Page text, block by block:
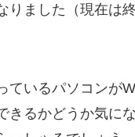
りました（現在は
ているパソコンが
きるかどうか気に